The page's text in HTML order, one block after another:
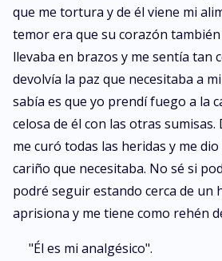
que me tortura y de él viene mi
temor era que su corazón
llevaba en brazos y me sentía tan
devolvía la paz que necesitaba a
sabía es que yo prendí fuego a la
celosa de él con las otras sumisas.
me curó todas las heridas y me
cariño que necesitaba. No sé si
podré seguir estando cerca de un
aprisiona y me tiene como rehén
"Él es mi analgésico".